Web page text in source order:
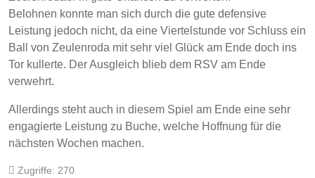
Belohnen konnte man sich durch die gute defensive
Leistung jedoch nicht, da eine Viertelstunde vor Schluss ein
Ball von Zeulenroda mit sehr viel Glück am Ende doch ins
Tor kullerte. Der Ausgleich blieb dem RSV am Ende
verwehrt.
Allerdings steht auch in diesem Spiel am Ende eine sehr
engagierte Leistung zu Buche, welche Hoffnung für die
nächsten Wochen machen.
Zugriffe: 270